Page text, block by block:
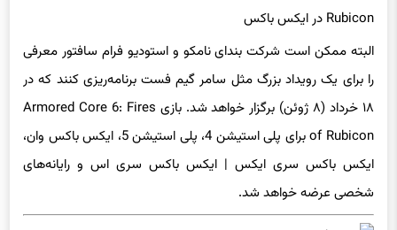
البته ممکن است شرکت بندای نامکو و استودیو فرام سافتور معرفی
را برای یک رویداد بزرگ مثل سامر گیم فست برنامه‌ریزی کنند که در
۱۸ خرداد (
۸ ژوئن) برگزار خواهد شد. بازی Armored Core 6: Fires
of Rubicon برای پلی استیشن 4، پلی استیشن 5، ایکس باکس وان،
ایکس باکس سری ایکس | ایکس باکس سری اس و رایانه‌های
شخصی عرضه خواهد شد.